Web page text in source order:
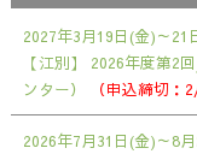
2027年3月19日(金)～21
【江別】
2026年度第2
ンター）
（申込締切：
2026年7月31日(金)～8